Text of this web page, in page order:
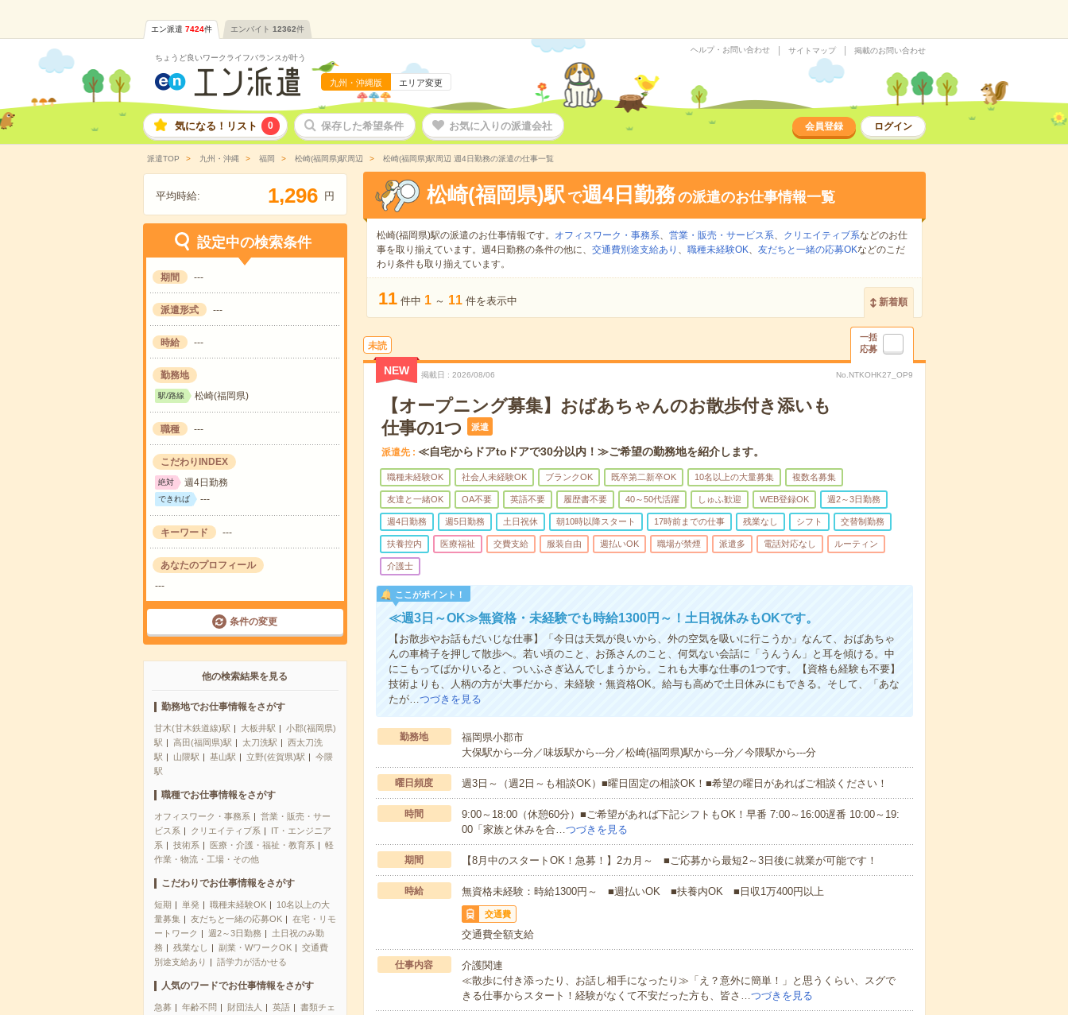
エン派遣 7424件 エンバイト 12362件
ちょうど良いワークライフバランスが叶う
九州・沖縄版 エリア変更
ヘルプ・お問い合わせ サイトマップ 掲載のお問い合わせ
気になる！リスト 0 保存した希望条件 お気に入りの派遣会社 会員登録 ログイン
派遣TOP 九州・沖縄 福岡 松崎(福岡県)駅周辺 松崎(福岡県)駅周辺 週4日勤務の派遣の仕事一覧
平均時給: 1,296 円
設定中の検索条件
期間 ---
派遣形式 ---
時給 ---
勤務地
駅/路線 松崎(福岡県)
職種 ---
こだわりINDEX
絶対 週4日勤務
できれば ---
キーワード ---
あなたのプロフィール
---
条件の変更
他の検索結果を見る
勤務地でお仕事情報をさがす
甘木(甘木鉄道線)駅 大板井駅
小郡(福岡県)
駅
高田(福岡県)駅 太刀洗駅
西太刀洗
駅
山隈駅 基山駅 立野(佐賀県)駅
今隈
駅
職種でお仕事情報をさがす
オフィスワーク・事務系
営業・販売・サー
ビス系
クリエイティブ系
IT・エンジニア
系
技術系 医療・介護・福祉・教育系
軽
作業・物流・工場・その他
こだわりでお仕事情報をさがす
短期 単発 職種未経験OK
10名以上の大
量募集
友だちと一緒の応募OK
在宅・リモ
ートワーク
週2～3日勤務
土日祝のみ勤
務
残業なし 副業・WワークOK
交通費
別途支給あり
語学力が活かせる
人気のワードでお仕事情報をさがす
急募 年齢不問 財団法人 英語
書類チェ
松崎(福岡県)駅 で週4日勤務の派遣のお仕事情報一覧
松崎(福岡県)駅の派遣のお仕事情報です。 オフィスワーク・事務系、 営業・販売・サービス系、 クリエイティブ系などのお仕
事を取り揃えています。週4日勤務の条件の他に、 交通費別途支給あり 、 職種未経験OK、 友だちと一緒の応募OKなどのこだ
わり条件も取り揃えています。
11 件中 1 ～ 11 件を表示中 新着順
未読
一括
応募
NEW 掲載日 2026/08/06 No.NTKOHK27_OP9
【オープニング募集】おばあちゃんのお散歩付き添いも
仕事の1つ
派遣
派遣先 ≪自宅からドアtoドアで30分以内！≫ご希望の勤務地を紹介します。
職種未経験OK 社会人未経験OK ブランクOK 既卒第二新卒OK 10名以上の大量募集 複数名募集
友達と一緒OK OA不要 英語不要 履歴書不要 40～50代活躍 しゅふ歓迎 WEB登録OK 週2～3日勤務
週4日勤務 週5日勤務 土日祝休 朝10時以降スタート 17時前までの仕事 残業なし シフト 交替制勤務
扶養控内 医療福祉 交費支給 服装自由 週払いOK 職場が禁煙 派遣多 電話対応なし ルーティン
介護士
ここがポイント！
≪週3日～OK≫無資格・未経験でも時給1300円～！土日祝休みもOKです。
【お散歩やお話もだいじな仕事】「今日は天気が良いから、外の空気を吸いに行こうか」なんて、おばあちゃ
んの車椅子を押して散歩へ。若い頃のこと、お孫さんのこと、何気ない会話に「うんうん」と耳を傾ける。中
にこもってばかりいると、ついふさぎ込んでしまうから。これも大事な仕事の1つです。【資格も経験も不要】
技術よりも、人柄の方が大事だから、未経験・無資格OK。給与も高めで土日休みにもできる。そして、「あな
たが…つづきを見る
勤務地
福岡県小郡市
大保駅から---分／味坂駅から---分／松崎(福岡県)駅から---分／今隈駅から---分
曜日頻度 週3日～（週2日～も相談OK）■曜日固定の相談OK！■希望の曜日があればご相談ください！
時間
9:00～18:00（休憩60分）■ご希望があれば下記シフトもOK！早番 7:00～16:00遅番 10:00～19:
00「家族と休みを合…つづきを見る
期間 【8月中のスタートOK！急募！】2カ月～ ■ご応募から最短2～3日後に就業が可能です！
時給 無資格未経験：時給1300円～ ■週払いOK ■扶養内OK ■日収1万400円以上
交通費
交通費全額支給
仕事内容
介護関連
≪散歩に付き添ったり、お話し相手になったり≫「え？意外に簡単！」と思うくらい、スグで
きる仕事からスタート！経験がなくて不安だった方も、皆さ…つづきを見る